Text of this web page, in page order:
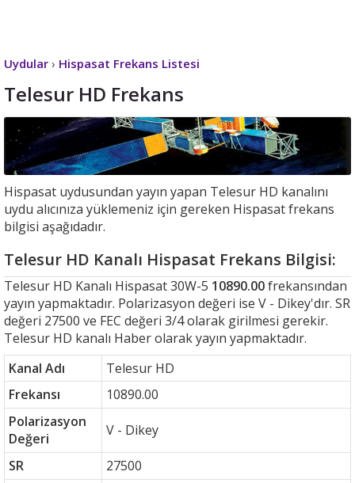
Uydular › Hispasat Frekans Listesi
Telesur HD Frekans
Hispasat uydusundan yayın yapan Telesur HD kanalını
uydu alıcınıza yüklemeniz için gereken Hispasat frekans
bilgisi aşağıdadır.
Telesur HD Kanalı Hispasat Frekans Bilgisi:
Telesur HD Kanalı Hispasat 30W-5 10890.00frekansından
yayın yapmaktadır. Polarizasyon değeri ise V - Dikey'dır. SR
değeri 27500 ve FEC değeri 3/4 olarak girilmesi gerekir.
Telesur HD kanalı Haber olarak yayın yapmaktadır.
Kanal Adı
Telesur HD
Frekansı
10890.00
Polarizasyon
Değeri
V - Dikey
SR
27500